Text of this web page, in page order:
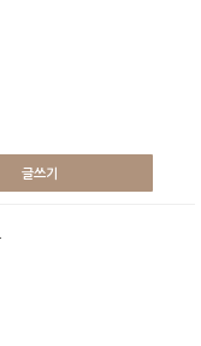
글쓰기